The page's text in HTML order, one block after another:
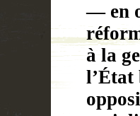
— en
à la
l’État